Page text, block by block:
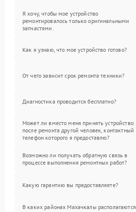
Я хочу, чтобы мое устройство
ремонтировалось только оригинальными
запчастями.
Как я узнаю, что мое устройство готово?
От чего зависит срок ремонта техники?
Диагностика проводится бесплатно?
Может ли вместо меня принять устройство
после ремонта другой человек, контактный
телефон которого я предоставлю?
Возможно ли получать обратную связь в
процессе выполнения ремонтных работ?
Какую гарантию вы предоставляете?
В каких районах Махачкалы располагаются